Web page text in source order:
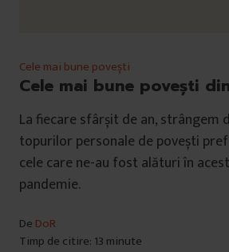
Cele mai bune povești
Cele mai bune povești
La fiecare sfârșit de an, strângem
topurilor personale de povești
cele care ne-au fost alături în
pandemie.
De DoR
Timp de citire: 13 minute